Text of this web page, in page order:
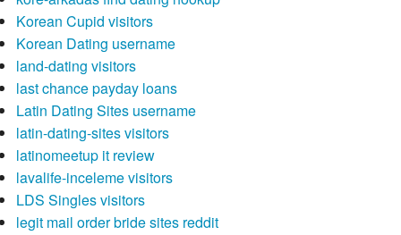
Korean Cupid visitors
Korean Dating username
land-dating visitors
last chance payday loans
Latin Dating Sites username
latin-dating-sites visitors
latinomeetup it review
lavalife-inceleme visitors
LDS Singles visitors
legit mail order bride sites reddit